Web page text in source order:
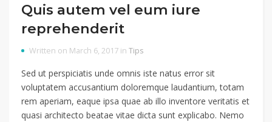
Quis autem vel eum iure
reprehenderit
Written on March 6, 2017 in Tips
Sed ut perspiciatis unde omnis iste natus error sit
voluptatem accusantium doloremque laudantium, totam
rem aperiam, eaque ipsa quae ab illo inventore veritatis et
quasi architecto beatae vitae dicta sunt explicabo. Nemo